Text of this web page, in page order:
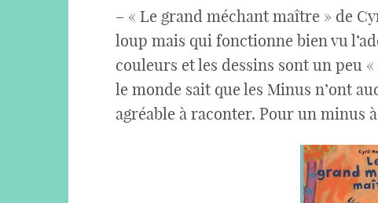
– « Le grand méchant maître » de
loup mais qui fonctionne bien vu
couleurs et les dessins sont un peu
le monde sait que les Minus n’ont
agréable à raconter. Pour un minus